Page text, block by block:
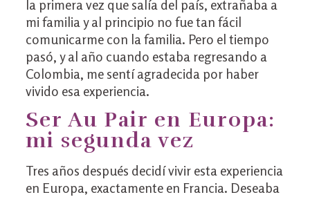
la primera vez que salía del país, extrañaba a
mi familia y al principio no fue tan fácil
comunicarme con la familia. Pero el tiempo
pasó, y al año cuando estaba regresando a
Colombia, me sentí agradecida por haber
vivido esa experiencia.
Ser Au Pair en Europa:
mi segunda vez
Tres años después decidí vivir esta experiencia
en Europa, exactamente en Francia. Deseaba